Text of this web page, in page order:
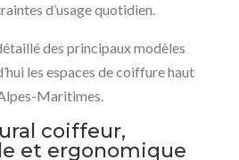
d’usage quotidien.
des principaux modèles
les espaces de coiffure haut
Maritimes.
coiffeur,
et ergonomique